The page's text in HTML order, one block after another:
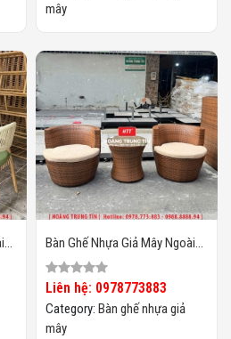
mây
Bàn Ghế Nhựa Giả Mây Ngoài
Trời HTT128
Liên hệ: 0978773883
Category: Bàn ghế nhựa giả
mây